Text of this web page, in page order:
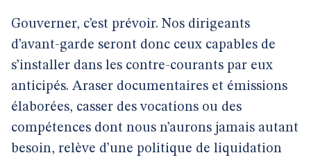
Gouverner, c’est prévoir. Nos dirigeants
d’avant-garde seront donc ceux capables de
s’installer dans les contre-courants par eux
anticipés. Araser documentaires et émissions
élaborées, casser des vocations ou des
compétences dont nous n’aurons jamais autant
besoin, relève d’une politique de liquidation